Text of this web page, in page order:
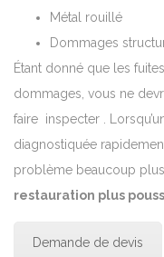
Métal rouillé
Dommages
Étant donné que les
dommages, vous ne
faire inspecter .
diagnostiquée
problème beaucoup
restauration plus
Demande de devis